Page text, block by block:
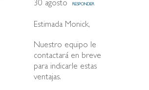
30 agosto RESPONDER
Estimada Monick,
Nuestro equipo le
contactará en breve
para indicarle estas
ventajas.